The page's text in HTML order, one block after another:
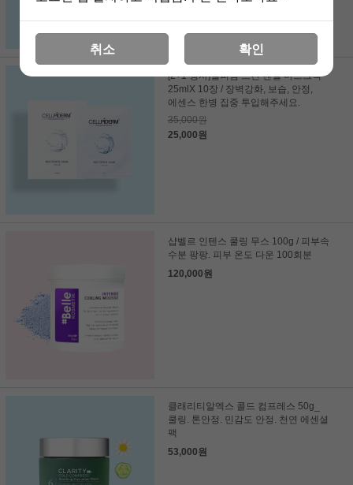
[2+1 행사]셀피덤 스킨 텐셀 마스크팩
25mlX 10장 / 장벽강화, 보습, 안정,
에센스 한병 집중 투입해주세요.
35,000원
25,000원
샵벨르 인텐스 쿨링 무스 100g / 피부속
수분 팡팡. 피부 온도 다운 100회분
120,000원
클래리티알엑스 콜드 컴프레스 50g_
쿨링. 톤안정. 민감도 안정. 천연 에센셜
팩
53,000원
취소 확인